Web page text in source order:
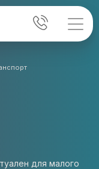
для малого